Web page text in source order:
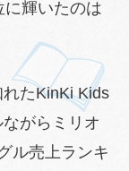
輝いたのは
たKinKi Kids
がらミリオ
ル売上ランキ